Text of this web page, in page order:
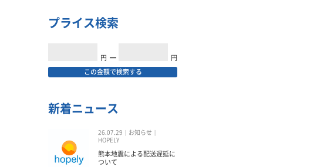
プライス検索
円 ━ 円
この金額で検索する
新着ニュース
26.07.29
お知らせ
HOPELY
熊本地震による配送遅延に
ついて